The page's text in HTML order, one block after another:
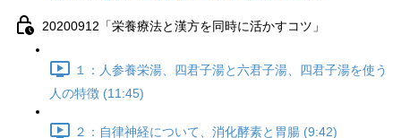
20200912「栄養療法と漢方を同時に活かすコツ」
１：人参養栄湯、四君子湯と六君子湯、四君子湯を使う
人の特徴 (11:45)
２：自律神経について、消化酵素と胃腸 (9:42)